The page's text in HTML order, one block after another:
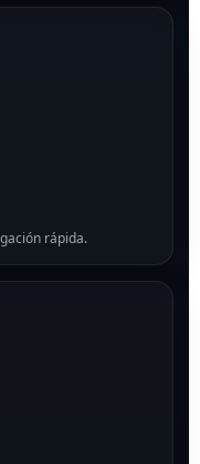
rápida.